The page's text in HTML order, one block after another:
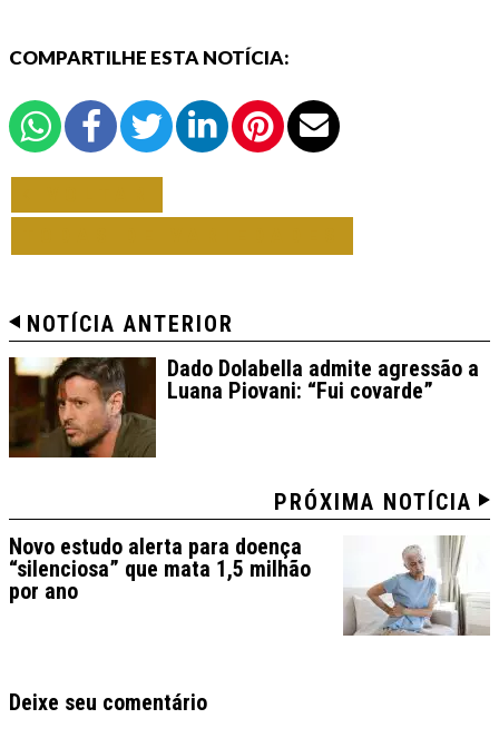
COMPARTILHE ESTA NOTÍCIA:
NOTÍCIA ANTERIOR
Dado Dolabella admite agressão a
Luana Piovani: “Fui covarde”
PRÓXIMA NOTÍCIA
Novo estudo alerta para doença
“silenciosa” que mata 1,5 milhão
por ano
Deixe seu comentário